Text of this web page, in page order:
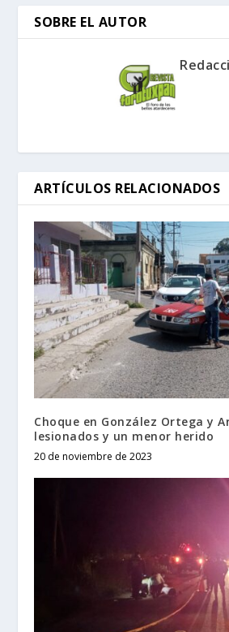
SOBRE EL AUTOR
ARTÍCULOS RELACIONADOS
Choque en González Ortega y
lesionados y un menor herido
20 de noviembre de 2023